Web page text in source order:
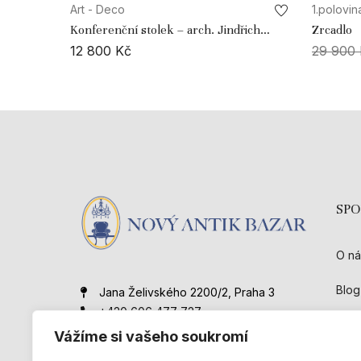
Vážíme si vašeho soukromí
Art - Deco
Konferenční stolek – arch. Jindřich
Halabala
12 800 Kč
Zrcadlo
29 900
Jana Želivského 2200/2, Praha 3
+420 606 477 727
novyantikbazar@gmail.com
O
Blog